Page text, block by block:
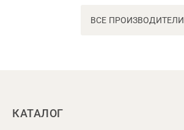
ВСЕ ПРОИЗВОДИТЕЛИ
КАТАЛОГ